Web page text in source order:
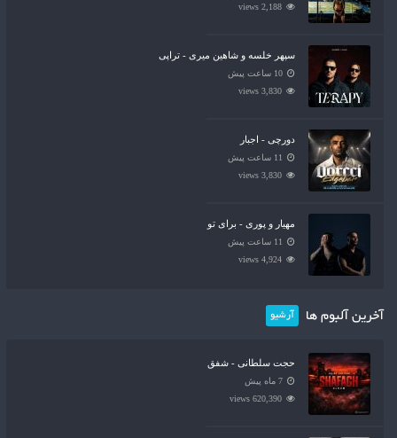
2,188 views
سپهر خلسه و شاهین میری - تراپی
10 ساعت پیش
3,830 views
دورچی - اجبار
11 ساعت پیش
3,830 views
مهیار و پوری - برای تو
11 ساعت پیش
4,924 views
آخرین آلبوم ها آرشیو
حجت سلطانی - شفق
7 ماه پیش
620,390 views